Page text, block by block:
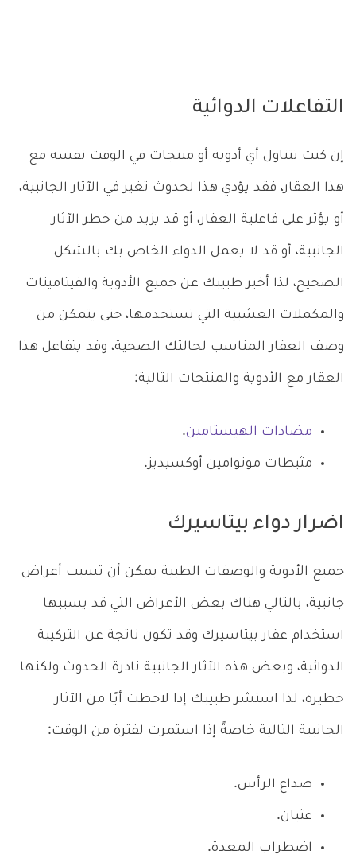
التفاعلات الدوائية
إن كنت تتناول أي أدوية أو منتجات في الوقت نفسه مع
هذا العقار، فقد يؤدي هذا لحدوث تغير في الآثار الجانبية،
أو يؤثر على فاعلية العقار، أو قد يزيد من خطر الآثار
الجانبية، أو قد لا يعمل الدواء الخاص بك بالشكل
الصحيح، لذا أخبر طبيبك عن جميع الأدوية والفيتامينات
والمكملات العشبية التي تستخدمها، حتى يتمكن من
وصف العقار المناسب لحالتك الصحية، وقد يتفاعل هذا
العقار مع الأدوية والمنتجات التالية:
مضادات الهيستامين.
مثبطات مونوامين أوكسيديز.
اضرار دواء بيتاسيرك
جميع الأدوية والوصفات الطبية يمكن أن تسبب أعراض
جانبية، بالتالي هناك بعض الأعراض التي قد يسببها
استخدام عقار بيتاسيرك وقد تكون ناتجة عن التركيبة
الدوائية، وبعض هذه الآثار الجانبية نادرة الحدوث ولكنها
خطيرة، لذا استشر طبيبك إذا لاحظت أيًا من الآثار
الجانبية التالية خاصةً إذا استمرت لفترة من الوقت:
صداع الرأس.
غثيان.
اضطراب المعدة.